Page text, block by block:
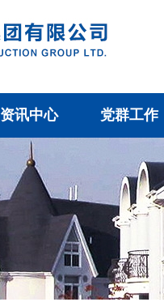
资讯中心 党群工作